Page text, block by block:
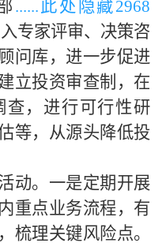
......此处隐藏2968
专家评审、决策咨
问库，进一步促进
立投资审查制，在
查，进行可行性研
等，从源头降低投
动。一是定期开展
重点业务流程，有
梳理关键风险点。